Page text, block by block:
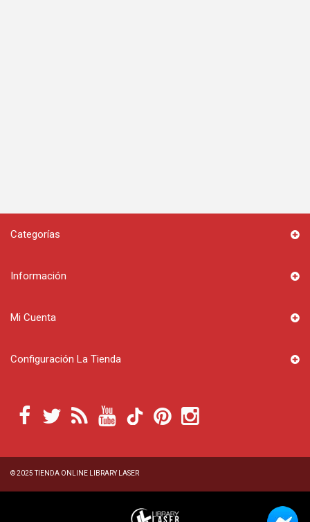
Categorías
Información
© 2025TIENDA ONLINE LIBRARY LASER
Mi Cuenta
Configuración La Tienda